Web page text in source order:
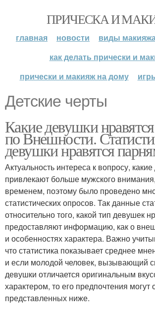
ПРИЧЕСКА И
главная новости
виды
как делать прически и
прически и макияж на дому
Детские черты
Какие девушки
по Внешности.
девушки нравятся
Актуальность интереса к вопросу,
привлекают больше мужского
временем, поэтому было проведено
статистических опросов. Так данные
относительно того, какой тип девушек
предоставляют информацию, как о
и особенностях характера. Важно
что статистика показывает среднее
и если молодой человек, вызывающий
девушки отличается оригинальным
характером, то его предпочтения могут
представленных ниже.